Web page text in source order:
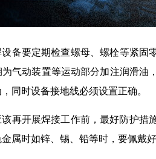
备要定期检查螺母、螺栓等紧固
期为气动装置等运动部分加注润滑油
，同时设备接地线必须设置正确。
再开展焊接工作前，最好防护措施
时如锌、锡、铅等时，要佩戴